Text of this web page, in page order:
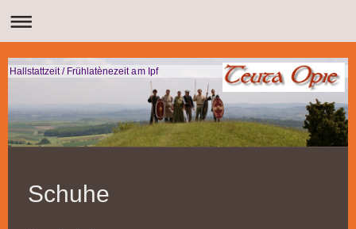
Hallstattzeit / Frühlatènezeit am Ipf
Schuhe